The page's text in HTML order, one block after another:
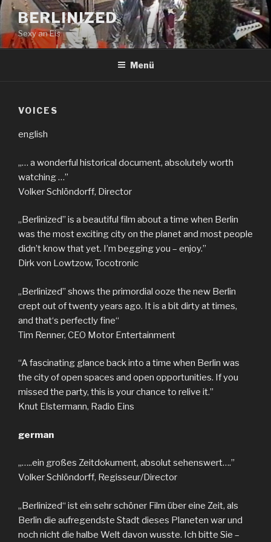
Zum
Inhalt
springen
BERLINIZED
Sexy an Eis
Menü
VOICES
english
„… a wonderful historical document, absolutely worth
watching …”
Volker Schlöndorff, Director
„Berlinized” is a beautiful film about a time when Berlin
was the most exciting city on the planet and most people
didn’t know that yet. I’m begging you – enjoy.”
Dirk von Lowtzow, Tocotronic
„Berlinized” shows the primordial ooze the new Berlin
crept out of twenty years ago. It is a bit dirty at times,
and that‘s perfectly fine“
Tim Renner, CEO Motor Entertainment
“A fascinating glance back into a time when Berlin was
the city of open spaces and open opportunities. If you
missed the party, this is your chance to relive it.”
Knut Elstermann, Radio Eins
german
„…..ein großes Zeitdokument, absolut sehenswert….”
Volker Schlöndorff, Regisseur/Director
„Berlinized“ ist ein sehr schöner Film über eine Zeit, als
Berlin die aufregendste Stadt dieses Planeten war und
noch nicht die halbe Welt davon wusste. Ich bitte Sie –